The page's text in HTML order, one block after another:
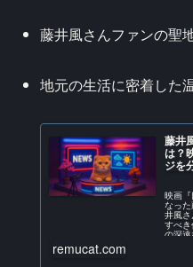
藤井風さんファンの聖
地元の生活に密着した
藤井
は？
ジを
映画
なっ
井風
すべ
の深
remucat.com